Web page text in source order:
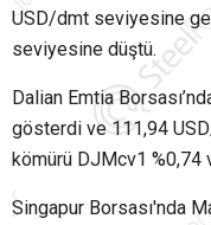
USD/dmt seviyesine
seviyesine düştü.
Dalian Emtia
gösterdi ve 111,94
kömürü DJMcv1 %0,74
Singapur Borsası'nda